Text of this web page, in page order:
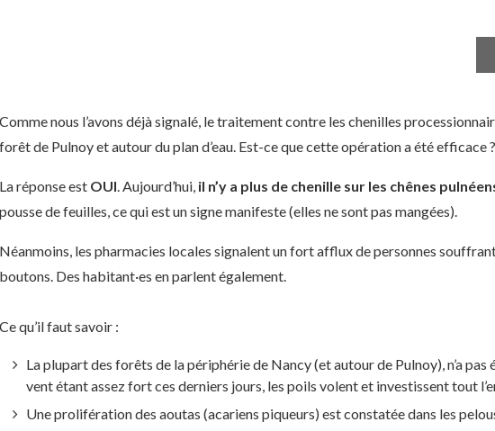
Comme nous l’avons déjà signalé, le traitement contre les chenilles
forêt de Pulnoy et autour du plan d’eau. Est-ce que cette opération a été efficace ?
La réponse est OUI. Aujourd’hui, il n’y a plus de chenille sur les chênes
pousse de feuilles, ce qui est un signe manifeste (elles ne sont pas mangées).
Néanmoins, les pharmacies locales signalent un fort afflux de personnes
boutons. Des habitant·es en parlent également.
Ce qu’il faut savoir :
La plupart des forêts de la périphérie de Nancy (et autour de Pulnoy), n’a pas
vent étant assez fort ces derniers jours, les poils volent et investissent tout
Une prolifération des aoutas (acariens piqueurs) est constatée dans les